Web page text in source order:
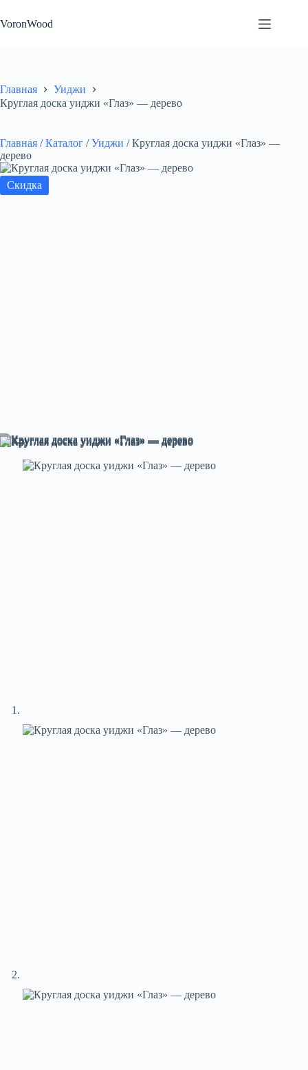
к
сути
VoronWood
Главная
Уиджи
Круглая доска уиджи «Глаз» — дерево
Главная / Каталог / Уиджи / Круглая доска уиджи «Глаз» —
дерево
Скидка